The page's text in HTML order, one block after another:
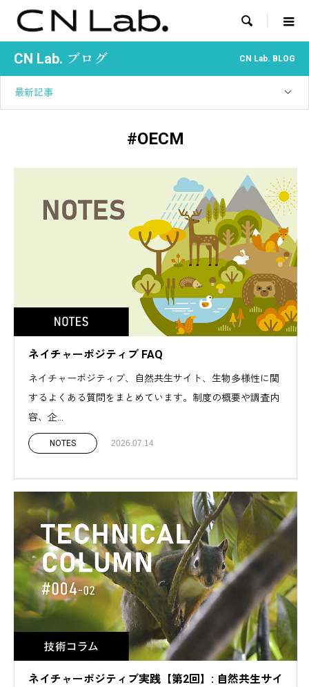

CN Lab. ブログ CN Lab. BLOG
最新記事
#OECM
ネイチャーポジティブ FAQ
ネイチャーポジティブ、自然共生サイト、生物多様性に関
するよくある質問をまとめています。制度の概要や調査内
容、企...
NOTES 2026.07.14
ネイチャーポジティブ実践【第2回】: 自然共生サイ